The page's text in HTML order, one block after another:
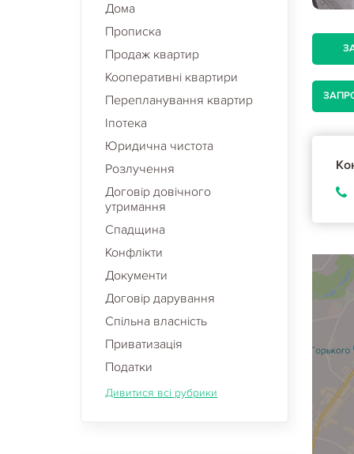
Дома
Прописка
Продаж квартир
Кооперативні квартири
Перепланування квартир
Іпотека
Юридична чистота
Розлучення
Договір довічного
утримання
Спадщина
Конфлікти
Документи
Договір дарування
Спільна власність
Приватизація
Податки
Дивитися всі рубрики